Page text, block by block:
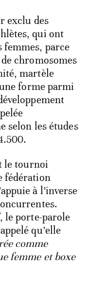
exclu des
qui ont
parce
chromosomes
martèle
forme parmi
selon les études
le tournoi
fédération
à l’inverse
le porte-parole
qu’elle
comme
femme et boxe